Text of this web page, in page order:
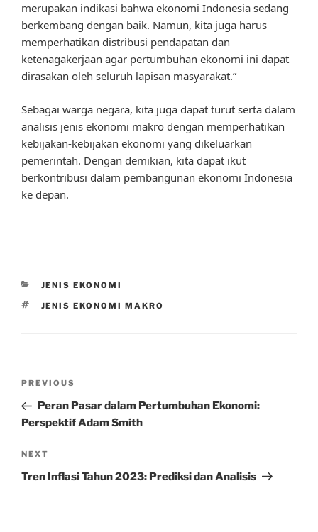
merupakan indikasi bahwa ekonomi Indonesia sedang
berkembang dengan baik. Namun, kita juga harus
memperhatikan distribusi pendapatan dan
ketenagakerjaan agar pertumbuhan ekonomi ini dapat
dirasakan oleh seluruh lapisan masyarakat.”
Sebagai warga negara, kita juga dapat turut serta dalam
analisis jenis ekonomi makro dengan memperhatikan
kebijakan-kebijakan ekonomi yang dikeluarkan
pemerintah. Dengan demikian, kita dapat ikut
berkontribusi dalam pembangunan ekonomi Indonesia
ke depan.
CATEGORIES
JENIS EKONOMI
TAGS
JENIS EKONOMI MAKRO
Previous
Post
PREVIOUS
Peran Pasar dalam Pertumbuhan Ekonomi:
Perspektif Adam Smith
Next
Post
NEXT
Tren Inflasi Tahun 2023: Prediksi dan Analisis